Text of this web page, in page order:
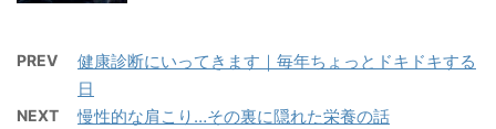
PREV
健康診断にいってきます｜毎年ちょっとドキドキする
日
NEXT 慢性的な肩こり…その裏に隠れた栄養の話